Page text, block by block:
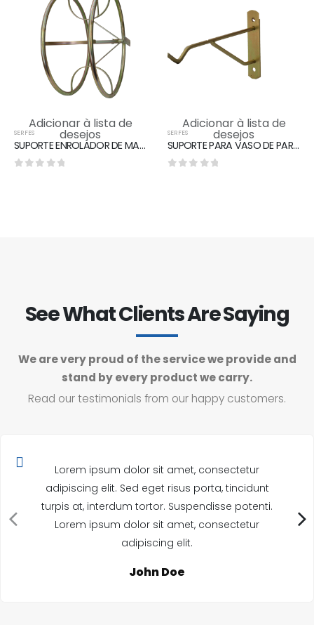
Adicionar à lista de
desejos
SERFES
SUPORTE ENROLADOR DE MANGUEIRA "REFORÇADO"
Adicionar à lista de
desejos
SERFES
SUPORTE PARA VASO DE PAREDE
See What Clients Are Saying
We are very proud of the service we provide and
stand by every product we carry.
Read our testimonials from our happy customers.
Lorem ipsum dolor sit amet, consectetur
adipiscing elit. Sed eget risus porta, tincidunt
turpis at, interdum tortor. Suspendisse potenti.
Lorem ipsum dolor sit amet, consectetur
adipiscing elit.
John Doe